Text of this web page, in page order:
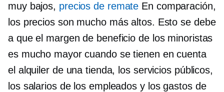
muy bajos, precios de remate En comparación,
los precios son mucho más altos. Esto se debe
a que el margen de beneficio de los minoristas
es mucho mayor cuando se tienen en cuenta
el alquiler de una tienda, los servicios públicos,
los salarios de los empleados y los gastos de